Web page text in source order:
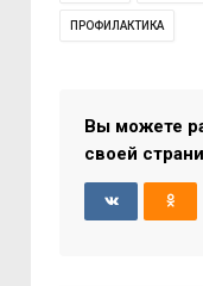
ПРОФИЛАКТИКА
Вы можете
своей